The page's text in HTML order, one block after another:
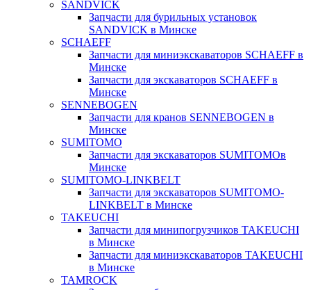
SANDVICK
Запчасти для бурильных установок
SANDVICK в Минске
SCHAEFF
Запчасти для миниэкскаваторов SCHAEFF в
Минске
Запчасти для экскаваторов SCHAEFF в
Минске
SENNEBOGEN
Запчасти для кранов SENNEBOGEN в
Минске
SUMITOMO
Запчасти для экскаваторов SUMITOMOв
Минске
SUMITOMO-LINKBELT
Запчасти для экскаваторов SUMITOMO-
LINKBELT в Минске
TAKEUCHI
Запчасти для минипогрузчиков TAKEUCHI
в Минске
Запчасти для миниэкскаваторов TAKEUCHI
в Минске
TAMROCK